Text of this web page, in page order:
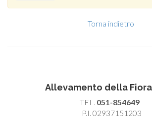
Torna indietro
Allevamento della
TEL. 051-854649
P.I. 02937151203